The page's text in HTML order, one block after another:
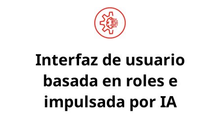
Interfaz de usuario
basada en roles e
impulsada por IA